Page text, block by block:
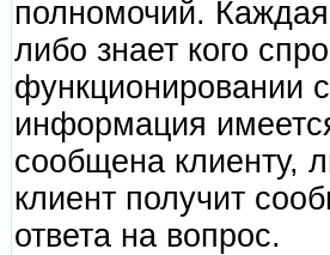
полномочий.
либо знает кого
функционировании
информация
сообщена клиенту,
клиент получит
ответа на вопрос.